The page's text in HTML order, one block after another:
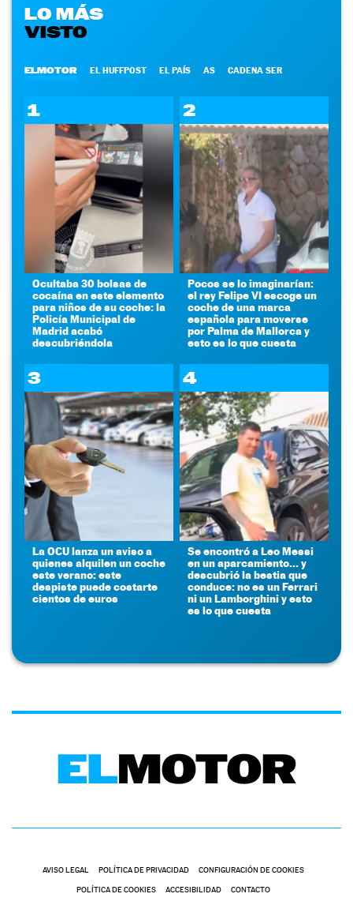
LO MÁS
VISTO
ELMOTOR EL HUFFPOST EL PAÍS AS CADENA SER
1
Ocultaba 30 bolsas de
cocaína en este elemento
para niños de su coche: la
Policía Municipal de
Madrid acabó
descubriéndola
2
Pocos se lo imaginarían:
el rey Felipe VI escoge un
coche de una marca
española para moverse
por Palma de Mallorca y
esto es lo que cuesta
3
La OCU lanza un aviso a
quienes alquilen un coche
este verano: este
despiste puede costarte
cientos de euros
4
Se encontró a Leo Messi
en un aparcamiento... y
descubrió la bestia que
conduce: no es un Ferrari
ni un Lamborghini y esto
es lo que cuesta
AVISO LEGAL POLÍTICA DE PRIVACIDAD CONFIGURACIÓN DE COOKIES
POLÍTICA DE COOKIES ACCESIBILIDAD CONTACTO